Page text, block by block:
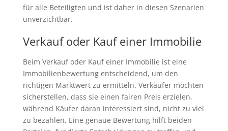
für alle Beteiligten und ist daher in diesen Szenarien
unverzichtbar.
Verkauf oder Kauf einer Immobilie
Beim Verkauf oder Kauf einer Immobilie ist eine
Immobilienbewertung entscheidend, um den
richtigen Marktwert zu ermitteln. Verkäufer möchten
sicherstellen, dass sie einen fairen Preis erzielen,
während Käufer daran interessiert sind, nicht zu viel
zu bezahlen. Eine genaue Bewertung hilft beiden